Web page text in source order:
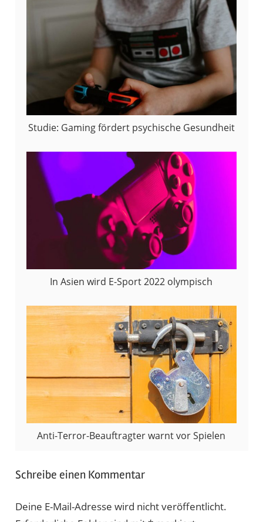
Studie: Gaming fördert psychische Gesundheit
In Asien wird E-Sport 2022 olympisch
Anti-Terror-Beauftragter warnt vor Spielen
Schreibe einen Kommentar
Deine E-Mail-Adresse wird nicht veröffentlicht.